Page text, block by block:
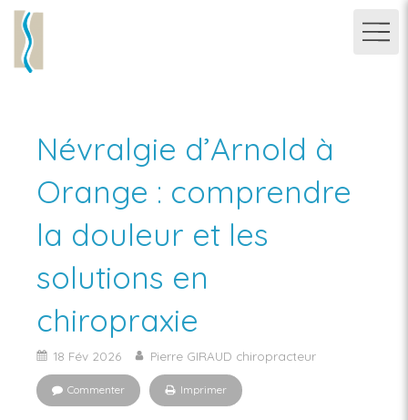
Névralgie d’Arnold à
Orange : comprendre
la douleur et les
solutions en
chiropraxie
18 Fév 2026 Pierre GIRAUD chiropracteur
Commenter Imprimer